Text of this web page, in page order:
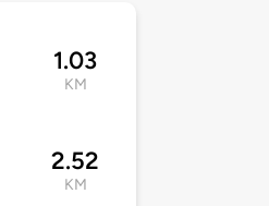
1.03
KM
2.52
KM